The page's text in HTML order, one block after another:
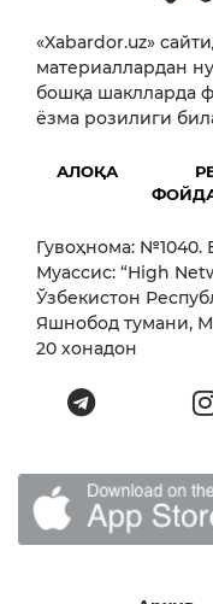
«Xabardor.uz»
материаллардан
бошқа шаклларда
ёзма розилиги
АЛОҚА
Гувоҳнома: №1040.
Муассис: “High
Ўзбекистон
Яшнобод тумани,
20 хонадон